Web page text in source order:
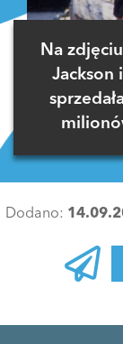
Na
Jackson
Dodano: